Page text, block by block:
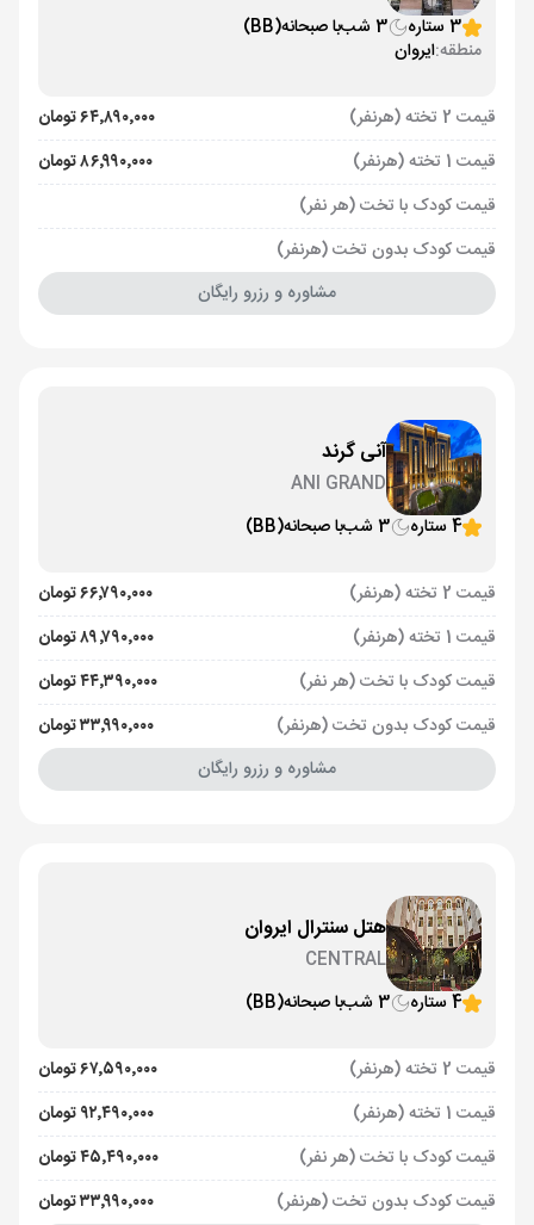
3 ستاره
3 شب با صبحانه(BB)
منطقه:ایروان
قیمت 2 تخته (هرنفر)
۶۴٬۸۹۰٬۰۰۰ تومان
قیمت 1 تخته (هرنفر)
۸۶٬۹۹۰٬۰۰۰ تومان
قیمت کودک با تخت (هر نفر)
قیمت کودک بدون تخت (هرنفر)
مشاوره و رزرو رایگان
آنی گرند
ANI GRAND
4 ستاره
3 شب با صبحانه(BB)
قیمت 2 تخته (هرنفر)
۶۶٬۷۹۰٬۰۰۰ تومان
قیمت 1 تخته (هرنفر)
۸۹٬۷۹۰٬۰۰۰ تومان
قیمت کودک با تخت (هر نفر)
۴۴٬۳۹۰٬۰۰۰ تومان
قیمت کودک بدون تخت (هرنفر)
۳۳٬۹۹۰٬۰۰۰ تومان
مشاوره و رزرو رایگان
هتل سنترال ایروان
CENTRAL
4 ستاره
3 شب با صبحانه(BB)
قیمت 2 تخته (هرنفر)
۶۷٬۵۹۰٬۰۰۰ تومان
قیمت 1 تخته (هرنفر)
۹۲٬۴۹۰٬۰۰۰ تومان
قیمت کودک با تخت (هر نفر)
۴۵٬۴۹۰٬۰۰۰ تومان
قیمت کودک بدون تخت (هرنفر)
۳۳٬۹۹۰٬۰۰۰ تومان